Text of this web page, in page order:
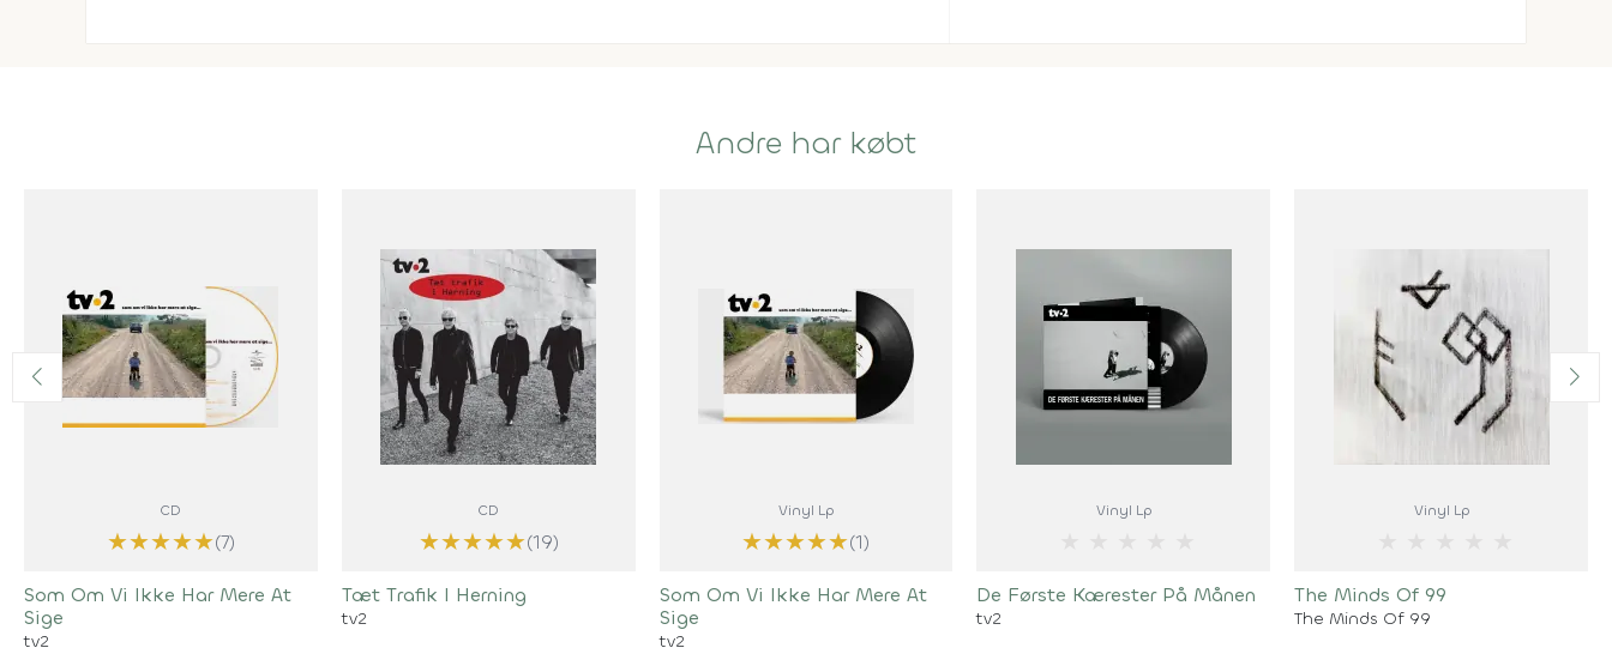
Andre har købt
CD
★★★★★(7)
Som Om Vi Ikke Har Mere At
Sige
tv2
CD
★★★★★(19)
Tæt Trafik I Herning
tv2
Vinyl Lp
★★★★★(1)
Som Om Vi Ikke Har Mere At
Sige
tv2
Vinyl Lp
De Første Kærester På Månen
tv2
Vinyl Lp
The Minds Of 99
The Minds Of 99